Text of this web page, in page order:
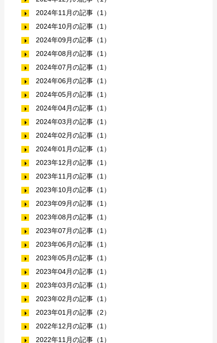
2024年11月の記事（1）
2024年10月の記事（1）
2024年09月の記事（1）
2024年08月の記事（1）
2024年07月の記事（1）
2024年06月の記事（1）
2024年05月の記事（1）
2024年04月の記事（1）
2024年03月の記事（1）
2024年02月の記事（1）
2024年01月の記事（1）
2023年12月の記事（1）
2023年11月の記事（1）
2023年10月の記事（1）
2023年09月の記事（1）
2023年08月の記事（1）
2023年07月の記事（1）
2023年06月の記事（1）
2023年05月の記事（1）
2023年04月の記事（1）
2023年03月の記事（1）
2023年02月の記事（1）
2023年01月の記事（2）
2022年12月の記事（1）
2022年11月の記事（1）